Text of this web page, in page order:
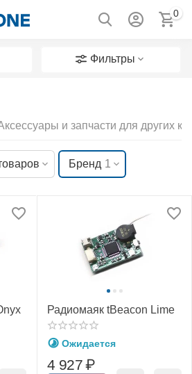
0
Фильтры
и запчасти для других
Бренд 1
Радиомаяк tBeacon Lime
Ожидается
4 927₽